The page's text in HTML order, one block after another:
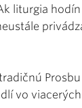
liturgia
vo